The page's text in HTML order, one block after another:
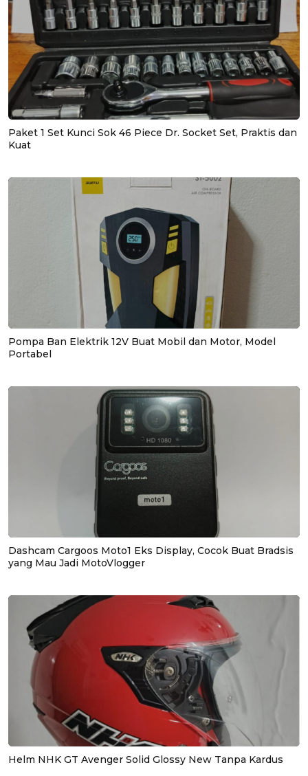
Paket 1 Set Kunci Sok 46 Piece Dr. Socket Set, Praktis dan
Kuat
Pompa Ban Elektrik 12V Buat Mobil dan Motor, Model
Portabel
Dashcam Cargoos Moto1 Eks Display, Cocok Buat Bradsis
yang Mau Jadi MotoVlogger
Helm NHK GT Avenger Solid Glossy New Tanpa Kardus